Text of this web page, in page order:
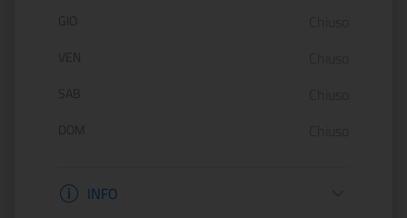
GIO
VEN
SAB
DOM
Informazioni apertura
INFO